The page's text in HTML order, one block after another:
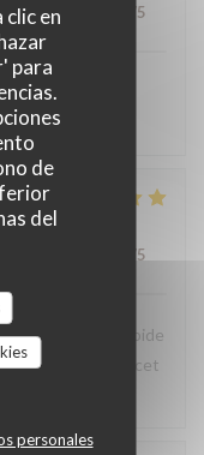
en
para
de
del
personales
Calidad / Precio /5
kwaliteit,
/5
choix ,service rapide
pour cet